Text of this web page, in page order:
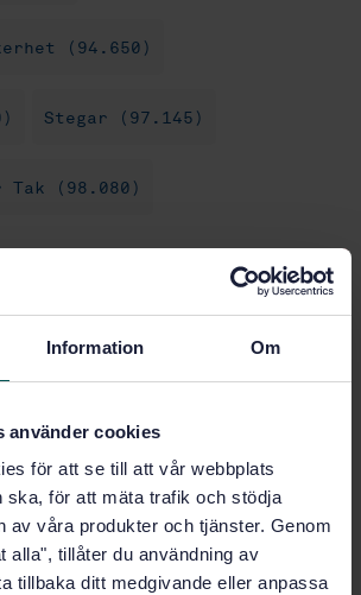
Information Om
använder cookies
för att se till att vår webbplats
ska, för att mäta trafik och stödja
av våra produkter och tjänster. Genom
alla", tillåter du användning av
tillbaka ditt medgivande eller anpassa
(94.650)
Stegar (97.145)
Tak (98.080)
på standarden - Läs mer
1 097 SEK
Lägg i varukorgen